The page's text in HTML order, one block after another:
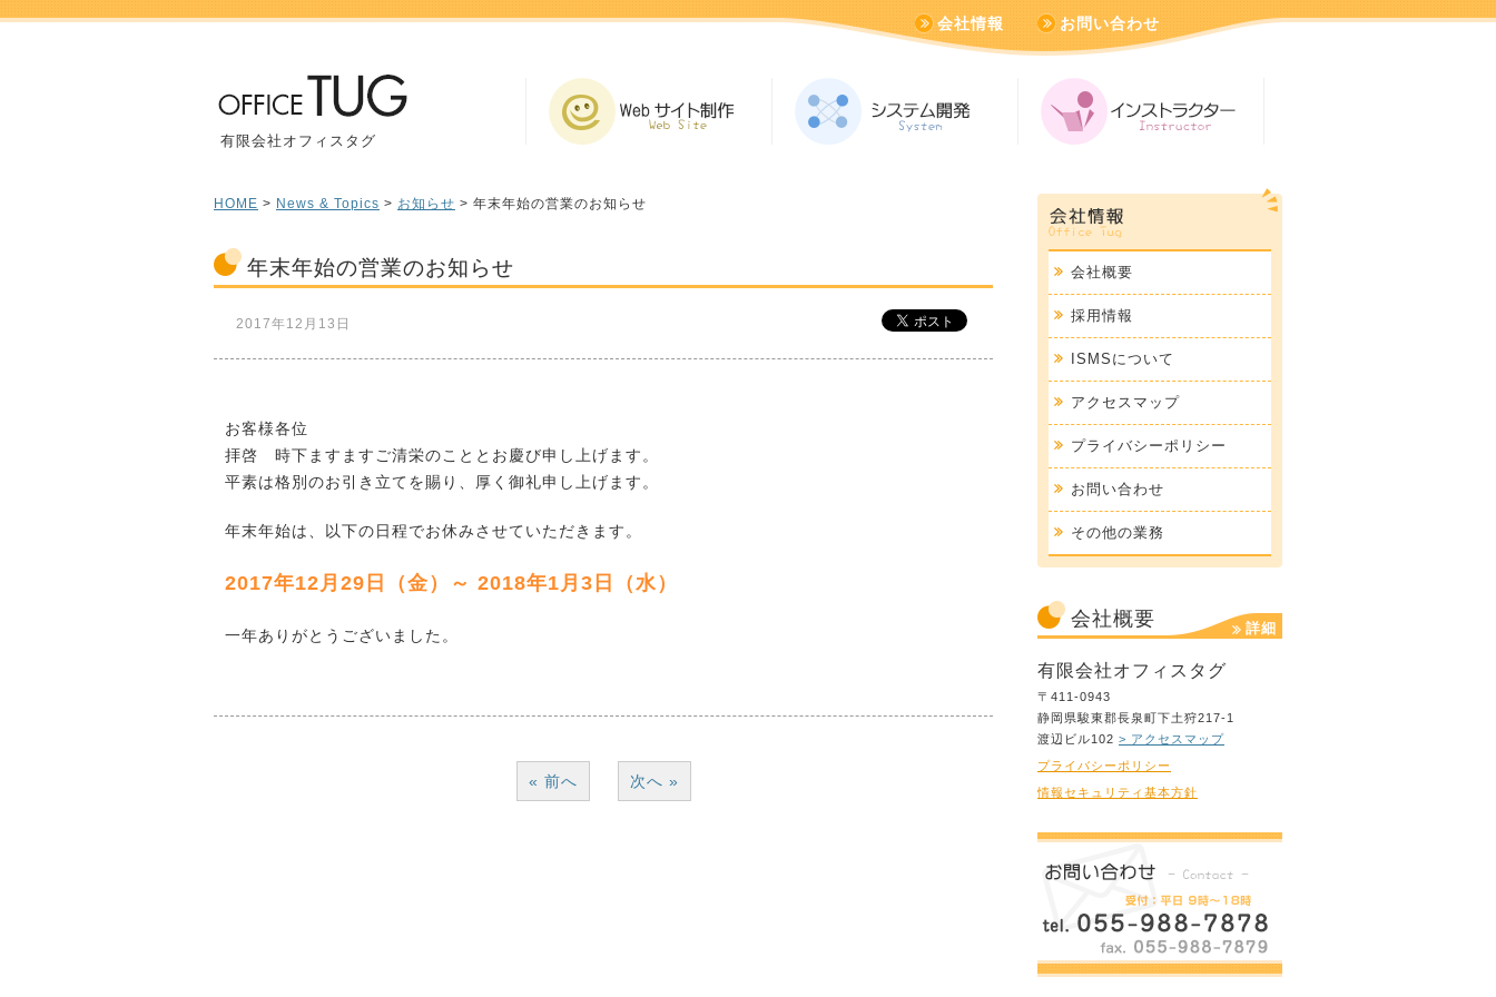
有限会社オフィスタグ
会社情報 お問い合わせ
HOME > News & Topics > お知らせ > 年末年始の営業のお知らせ
年末年始の営業のお知らせ
2017年12月13日
お客様各位
拝啓 時下ますますご清栄のこととお慶び申し上げます。
平素は格別のお引き立てを賜り、厚く御礼申し上げます。
年末年始は、以下の日程でお休みさせていただきます。
2017年12月29日（金）～ 2018年1月3日（水）
一年ありがとうございました。
« 前へ 次へ »
会社概要
採用情報
ISMSについて
アクセスマップ
プライバシーポリシー
お問い合わせ
その他の業務
会社概要 詳細
有限会社オフィスタグ
〒411-0943
静岡県駿東郡長泉町下土狩217-1
渡辺ビル102 > アクセスマップ
プライバシーポリシー
情報セキュリティ基本方針